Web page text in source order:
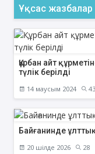
Ұқсас жазбалар
Құрбан айт
түлік берілді
14 маусым 2024
Байғанинде
20 шілде 2026 28